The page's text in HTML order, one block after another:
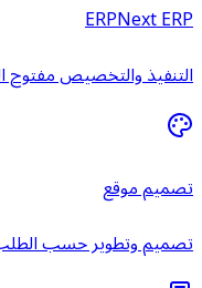
ERPNext ERP
التنفيذ والتخصيص مفتوح
تصميم موقع
تصميم وتطوير حسب